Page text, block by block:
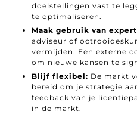
doelstellingen vast te
te optimaliseren.
Maak gebruik van
adviseur of
vermijden. Een externe
om nieuwe kansen te
Blijf flexibel: De markt
bereid om je strategie
feedback van je
in de markt.